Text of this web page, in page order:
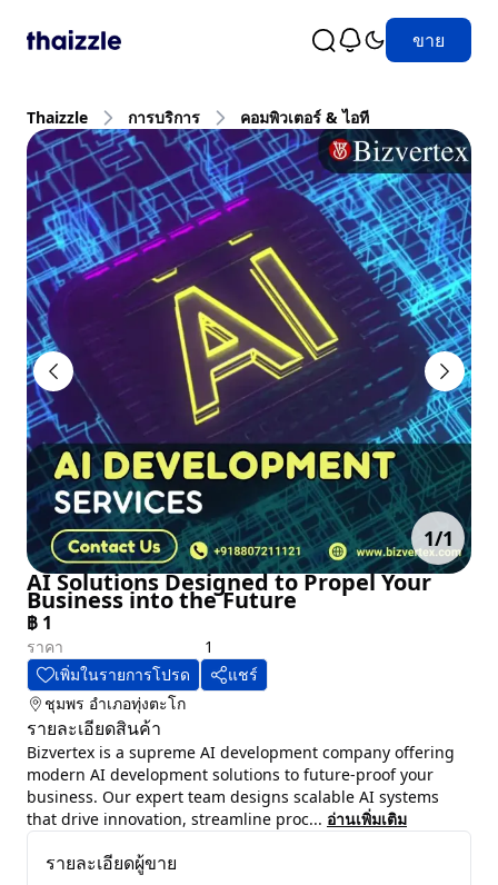
ขาย
Thaizzle การบริการ คอมพิวเตอร์ & ไอที
1/1
AI Solutions Designed to Propel Your
Business into the Future
฿ 1
ราคา
1
เพิ่มในรายการโปรด
แชร์
ชุมพร อำเภอทุ่งตะโก
รายละเอียดสินค้า
Bizvertex is a supreme AI development company offering
modern AI development solutions to future-proof your
business. Our expert team designs scalable AI systems
that drive innovation, streamline proc... อ่านเพิ่มเติม
รายละเอียดผู้ขาย